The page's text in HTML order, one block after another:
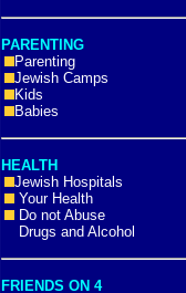
PARENTING
Parenting
Jewish Camps
Kids
Babies
HEALTH
Jewish Hospitals
Your Health
Do not Abuse
Drugs and Alcohol
FRIENDS ON 4